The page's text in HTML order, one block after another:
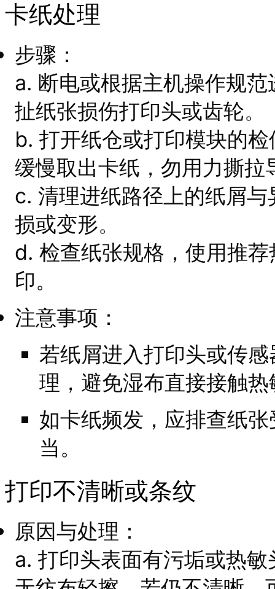
卡纸处理
步骤：
a. 断电或根据主机操作规
扯纸张损伤打印头或齿轮。
b. 打开纸仓或打印模块的
缓慢取出卡纸，勿用力撕拉
c. 清理进纸路径上的纸屑
损或变形。
d. 检查纸张规格，使用推
印。
注意事项：
若纸屑进入打印头或传
理，避免湿布直接接触热
如卡纸频发，应排查纸
当。
打印不清晰或条纹
原因与处理：
a. 打印头表面有污垢或热